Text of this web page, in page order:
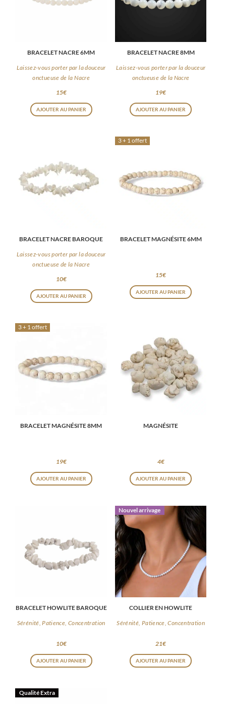
BRACELET NACRE 6MM
Laissez-vous porter par la douceur
onctueuse de la Nacre
15€
AJOUTER AU PANIER
BRACELET NACRE 8MM
Laissez-vous porter par la douceur
onctueuse de la Nacre
19€
AJOUTER AU PANIER
BRACELET NACRE BAROQUE
Laissez-vous porter par la douceur
onctueuse de la Nacre
10€
AJOUTER AU PANIER
3 + 1 offert
BRACELET MAGNÉSITE 6MM
15€
AJOUTER AU PANIER
3 + 1 offert
BRACELET MAGNÉSITE 8MM
19€
AJOUTER AU PANIER
MAGNÉSITE
4€
AJOUTER AU PANIER
BRACELET HOWLITE BAROQUE
Sérénité, Patience, Concentration
10€
AJOUTER AU PANIER
Nouvel arrivage
COLLIER EN HOWLITE
Sérénité, Patience, Concentration
21€
AJOUTER AU PANIER
Qualité Extra